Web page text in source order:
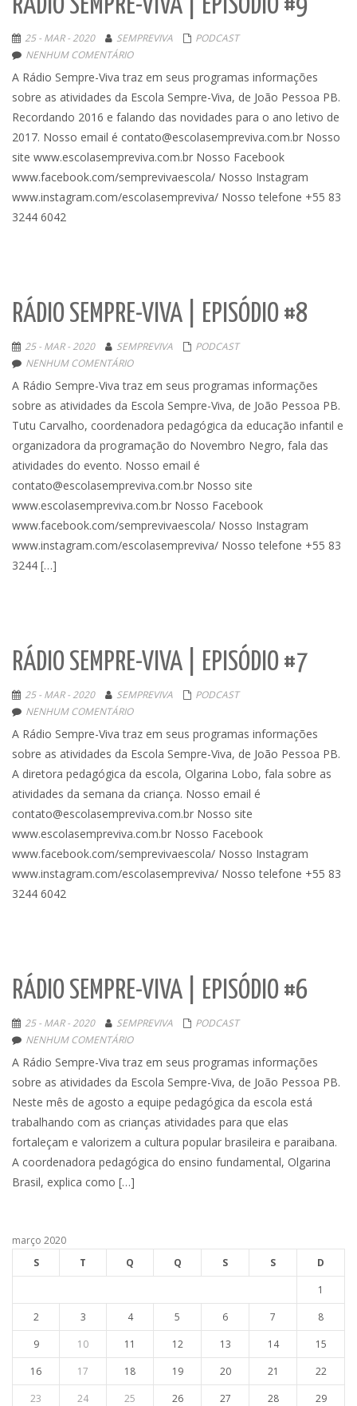
RÁDIO SEMPRE-VIVA | EPISÓDIO #9
25 - MAR - 2020 SEMPREVIVA
PODCAST
NENHUM COMENTÁRIO
A Rádio Sempre-Viva traz em seus programas informações
sobre as atividades da Escola Sempre-Viva, de João Pessoa PB.
Recordando 2016 e falando das novidades para o ano letivo de
2017. Nosso email é contato@escolasempreviva.com.br Nosso
site www.escolasempreviva.com.br Nosso Facebook
www.facebook.com/semprevivaescola/ Nosso Instagram
www.instagram.com/escolasempreviva/ Nosso telefone +55 83
3244 6042
RÁDIO SEMPRE-VIVA | EPISÓDIO #8
25 - MAR - 2020 SEMPREVIVA
PODCAST
NENHUM COMENTÁRIO
A Rádio Sempre-Viva traz em seus programas informações
sobre as atividades da Escola Sempre-Viva, de João Pessoa PB.
Tutu Carvalho, coordenadora pedagógica da educação infantil e
organizadora da programação do Novembro Negro, fala das
atividades do evento. Nosso email é
contato@escolasempreviva.com.br Nosso site
www.escolasempreviva.com.br Nosso Facebook
www.facebook.com/semprevivaescola/ Nosso Instagram
www.instagram.com/escolasempreviva/ Nosso telefone +55 83
3244 […]
RÁDIO SEMPRE-VIVA | EPISÓDIO #7
25 - MAR - 2020 SEMPREVIVA
PODCAST
NENHUM COMENTÁRIO
A Rádio Sempre-Viva traz em seus programas informações
sobre as atividades da Escola Sempre-Viva, de João Pessoa PB.
A diretora pedagógica da escola, Olgarina Lobo, fala sobre as
atividades da semana da criança. Nosso email é
contato@escolasempreviva.com.br Nosso site
www.escolasempreviva.com.br Nosso Facebook
www.facebook.com/semprevivaescola/ Nosso Instagram
www.instagram.com/escolasempreviva/ Nosso telefone +55 83
3244 6042
RÁDIO SEMPRE-VIVA | EPISÓDIO #6
25 - MAR - 2020 SEMPREVIVA
PODCAST
NENHUM COMENTÁRIO
A Rádio Sempre-Viva traz em seus programas informações
sobre as atividades da Escola Sempre-Viva, de João Pessoa PB.
Neste mês de agosto a equipe pedagógica da escola está
trabalhando com as crianças atividades para que elas
fortaleçam e valorizem a cultura popular brasileira e paraibana.
A coordenadora pedagógica do ensino fundamental, Olgarina
Brasil, explica como […]
março 2020
S
T Q Q S S
D
1
2
3 4 5 6 7
8
9
10 11 12 13 14
15
16
17 18 19 20 21
22
23
24 25 26 27 28
29